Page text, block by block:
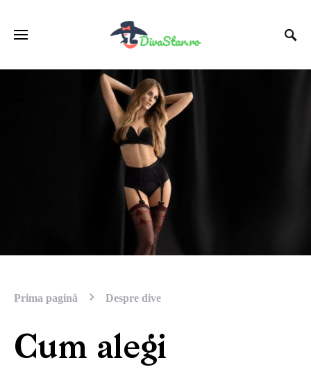
Prima pagină Despre dive
Cum alegi